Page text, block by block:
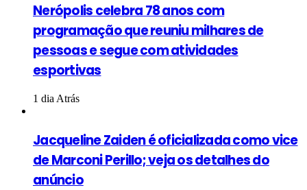
Nerópolis celebra 78 anos com
programação que reuniu milhares de
pessoas e segue com atividades
esportivas
1 dia Atrás
Jacqueline Zaiden é oficializada como vice
de Marconi Perillo; veja os detalhes do
anúncio